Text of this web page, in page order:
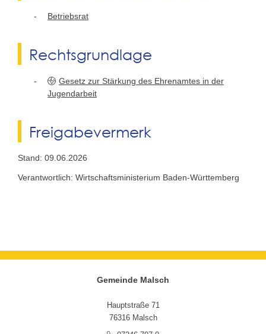
Betriebsrat
Rechtsgrundlage
Gesetz zur Stärkung des Ehrenamtes in der
Jugendarbeit
Freigabevermerk
Stand: 09.06.2026
Verantwortlich: Wirtschaftsministerium Baden-Württemberg
Gemeinde Malsch
Hauptstraße 71
76316 Malsch